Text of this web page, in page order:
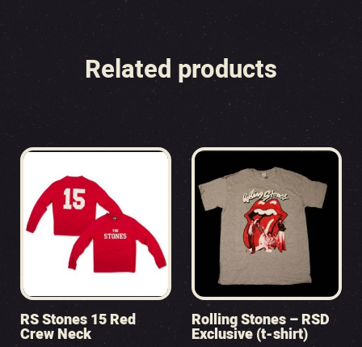
Related products
RS Stones 15 Red
Crew Neck
Rolling Stones – RSD
Exclusive (t-shirt)